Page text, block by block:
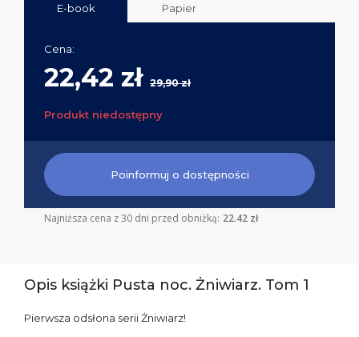
E-book Papier
Cena:
22,42 zł 29,90 zł
Produkt niedostępny
Poinformuj o dostępności
Najniższa cena z 30 dni przed obniżką: 22.42 zł
Opis książki Pusta noc. Żniwiarz. Tom 1
Pierwsza odsłona serii Żniwiarz!